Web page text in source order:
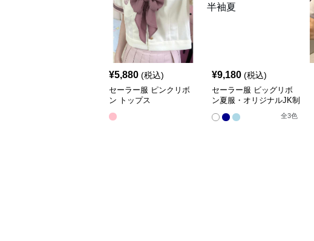
¥5,880 (税込)
セーラー服 ピンクリボ
ン トップス
¥9,180 (税込)
セーラー服 ビッグリボ
ン夏服・オリジナルJK制
服 ワンピース半袖夏
全3色